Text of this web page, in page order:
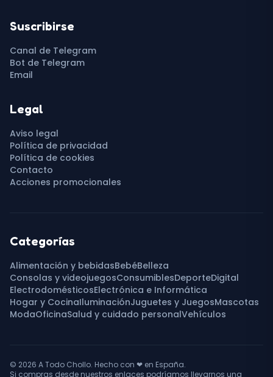
Suscribirse
Canal de Telegram
Bot de Telegram
Email
Legal
Aviso legal
Política de privacidad
Política de cookies
Contacto
Acciones promocionales
Categorías
Alimentación y bebidasBebéBelleza
Consolas y videojuegosConsumiblesDeporteDigital
ElectrodomésticosElectrónica e Informática
Hogar y CocinaIluminaciónJuguetes y JuegosMascotas
ModaOficinaSalud y cuidado personalVehículos
© 2026 A Todo Chollo. Hecho con ❤ en España.
Si compras desde nuestros enlaces podríamos llevarnos una